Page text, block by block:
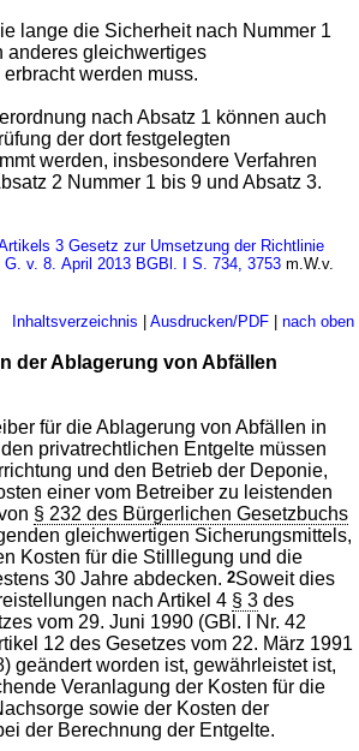
lange die Sicherheit nach Nummer 1
anderes gleichwertiges
werden muss.
nach Absatz 1 können auch
der dort festgelegten
werden, insbesondere Verfahren
2 Nummer 1 bis 9 und Absatz 3.
3 Gesetz zur Umsetzung der Richtlinie
v. 8. April 2013 BGBl. I S. 734, 3753 m.W.v.
Inhaltsverzeichnis Ausdrucken/PDF| nach oben
der Ablagerung von Abfällen
für die Ablagerung von Abfällen in
privatrechtlichen Entgelte müssen
und den Betrieb der Deponie,
einer vom Betreiber zu leistenden
§ 232 des Bürgerlichen Gesetzbuchs
gleichwertigen Sicherungsmittels,
Kosten für die Stilllegung und die
30 Jahre abdecken.2Soweit dies
nach Artikel 4 § 3 des
vom 29. Juni 1990 (GBl. I Nr. 42
12 des Gesetzes vom 22. März 1991
geändert worden ist, gewährleistet ist,
Veranlagung der Kosten für die
sowie der Kosten der
der Berechnung der Entgelte.